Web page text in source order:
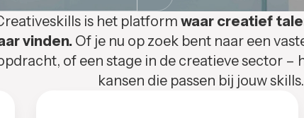
is het platform waar creatief
vinden. Of je nu op zoek bent naar een
of een stage in de creatieve sector –
kansen die passen bij jouw skills.